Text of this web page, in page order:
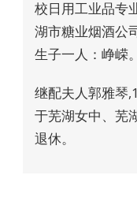
校日用工业品专
湖市糖业烟酒公
生子一人：峥嵘。
继配夫人郭雅琴
于芜湖女中、芜
退休。